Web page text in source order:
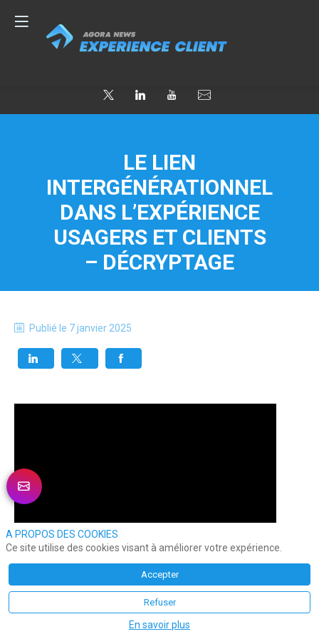
LE LIEN
INTERGÉNÉRATIONNEL
DANS L’EXPÉRIENCE
USAGERS ET CLIENTS
– DÉCRYPTAGE
Publié le 7 janvier 2025
A PROPOS DES COOKIES
Ce site utilise des cookies visant à améliorer votre expérience.
Accepter
Refuser
En savoir plus